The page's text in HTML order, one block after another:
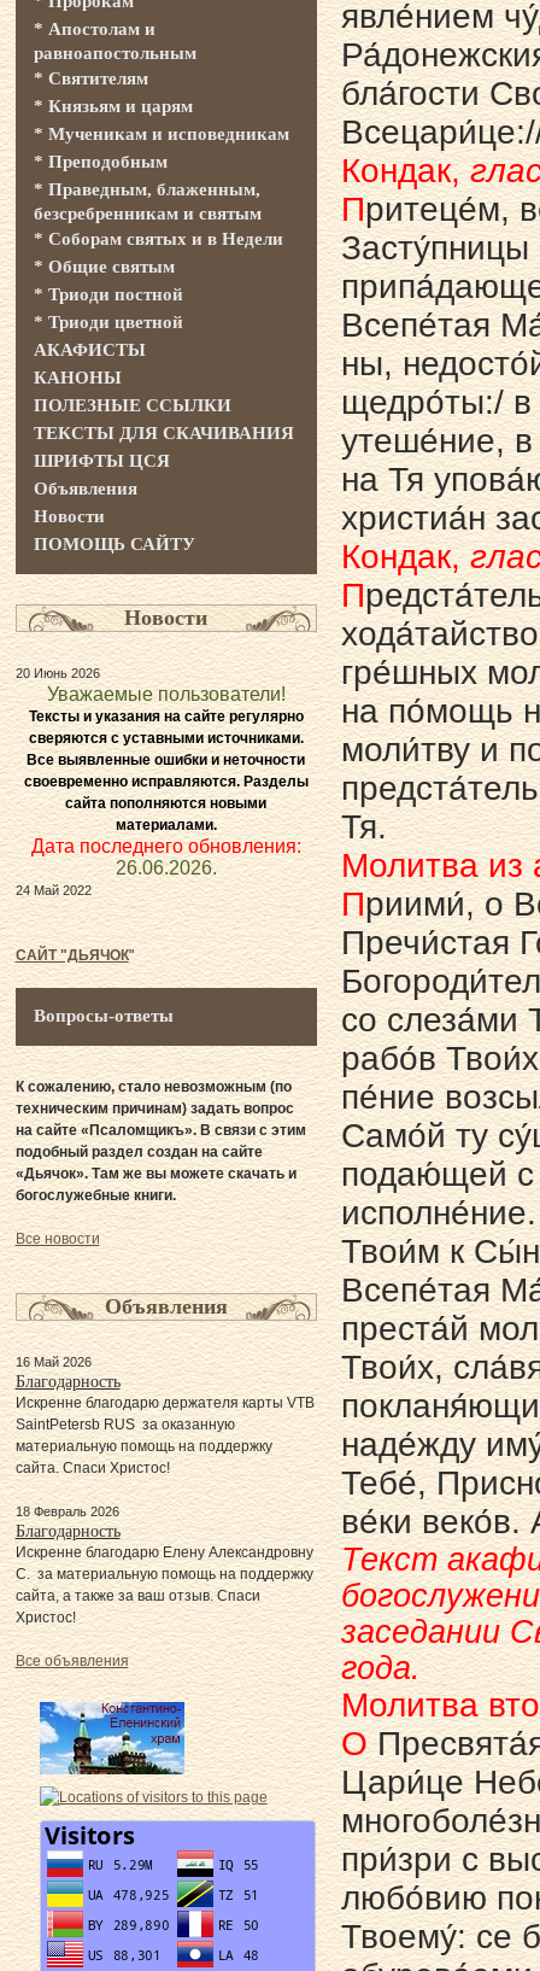
явле́нием
бла́гости
Кондак,
Притеце́м,
Всепе́тая
ны,
щедро́ты:/ в
утеше́ние, в
на Тя
христиа́н
Кондак,
П
гре́шных
на по́мощь
моли́тву и
Тя.
Молитва из
Приими́, о
Пречи́стая
со слеза́ми
рабо́в
пе́ние
Само́й ту
подаю́щей с
Твои́м к
Всепе́тая
преста́й
Твои́х,
наде́жду
Тебе́,
ве́ки веко́в.
Текст
заседании
года.
Молитва
О
Цари́це
при́зри с
любо́вию
Твоему́: се
* Апостолам и
равноапостольным
* Святителям
* Князьям и царям
* Мученикам и исповедникам
* Преподобным
* Праведным, блаженным,
безсребренникам и святым
* Соборам святых и в Недели
* Общие святым
* Триоди постной
* Триоди цветной
АКАФИСТЫ
КАНОНЫ
ПОЛЕЗНЫЕ ССЫЛКИ
ТЕКСТЫ ДЛЯ СКАЧИВАНИЯ
ШРИФТЫ ЦСЯ
Объявления
Новости
ПОМОЩЬ САЙТУ
Новости
20 Июнь 2026
Уважаемые пользователи!
Тексты и указания на сайте регулярно
сверяются с уставными источниками.
Все выявленные ошибки и неточности
своевременно исправляются. Разделы
сайта пополняются новыми
материалами.
Дата последнего обновления:
26.06.2026.
24 Май 2022
САЙТ "ДЬЯЧОК"
Вопросы-ответы
К сожалению, стало невозможным (по
техническим причинам) задать вопрос
на сайте «Псаломщикъ». В связи с этим
подобный раздел создан на сайте
«Дьячок». Там же вы можете скачать и
богослужебные книги.
Все новости
Объявления
16 Май 2026
Благодарность
Искренне благодарю держателя карты VTB
SaintPetersb RUS за оказанную
материальную помощь на поддержку
сайта. Спаси Христос!
18 Февраль 2026
Благодарность
Искренне благодарю Елену Александровну
С. за материальную помощь на поддержку
сайта, а также за ваш отзыв. Спаси
Христос!
Все объявления